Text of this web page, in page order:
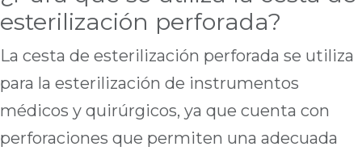
esterilización perforada?
La cesta de esterilización perforada se utiliza
para la esterilización de instrumentos
médicos y quirúrgicos, ya que cuenta con
perforaciones que permiten una adecuada